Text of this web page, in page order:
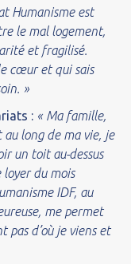
Humanisme est
le mal logement,
et fragilisé.
cœur et qui sais
»
: « Ma famille,
long de ma vie, je
un toit au-dessus
loyer du mois
IDF, au
me permet
pas d’où je viens et